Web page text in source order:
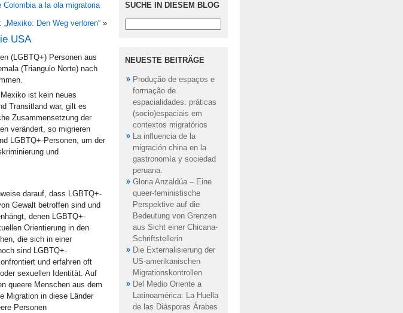
a la ola migratoria
Den Weg verloren“ »
USA
(LGBTQ+) Personen aus
(Triangulo Norte) nach
ist kein neues
Transitland war, gilt es
Zusammensetzung der
verändert, so migrieren
LGBTQ+-Personen, um der
und
darauf, dass LGBTQ+-
Gewalt betroffen sind und
denen LGBTQ+-
Orientierung in den
die sich in einer
sind LGBTQ+-
und erfahren oft
sexuellen Identität. Auf
queere Menschen aus dem
Migration in diese Länder
Personen
SUCHE IN DIESEM BLOG
NEUESTE BEITRÄGE
Produção de espaços e
formação de
espacialidades: práticas
(socio)espaciais em
contextos migratórios
La influencia de la
migración china en la
gastronomía y sociedad
peruana.
Gloria Anzaldúa – Eine
queer-feministische
Perspektive auf die
Bedeutung von Grenzen
aus Sicht einer Chicana-
Schriftstellerin
Die Externalisierung der
US-amerikanischen
Migrationskontrollen
Del Medio Oriente a
Latinoamérica: La Huella
de las Diásporas Árabes